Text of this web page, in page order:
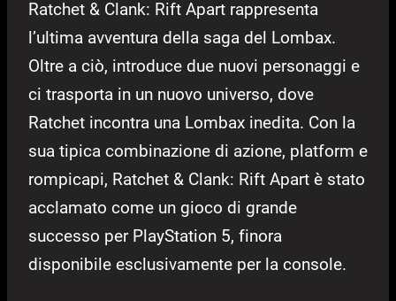
Ratchet & Clank: Rift Apart rappresenta
l’ultima avventura della saga del Lombax.
Oltre a ciò, introduce due nuovi personaggi e
ci trasporta in un nuovo universo, dove
Ratchet incontra una Lombax inedita. Con la
sua tipica combinazione di azione, platform e
rompicapi, Ratchet & Clank: Rift Apart è stato
acclamato come un gioco di grande
successo per PlayStation 5, finora
disponibile esclusivamente per la console.